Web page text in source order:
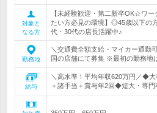
対象と
なる方
【未経験歓迎・第二新卒OK☆ワ
たい方必見の環境】◎45歳以下の
代・30代の店長活躍中♪
勤務地
＼交通費全額支給・マイカー通勤
国の店舗にて募集 ※最初の勤務地
給与
＼高水準！平均年収620万円／◆
＋諸手当＋賞与年2回◆短大・専門